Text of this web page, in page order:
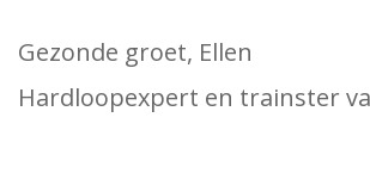
Gezonde groet, Ellen
Hardloopexpert en trainster